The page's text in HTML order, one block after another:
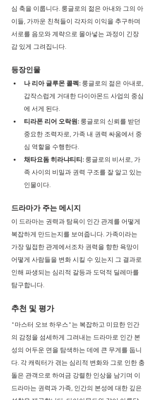
심 축을 이룹니다. 룽글로의 젊은 아내와 그의 아
이들, 가까운 친척들이 각자의 이익을 추구하며
서로를 음모와 계략으로 몰아넣는 과정이 긴장
감 있게 그려집니다.
등장인물
나 리아 글루몬 콜펙: 룽글로의 젊은 아내로,
갑작스럽게 거대한 다이아몬드 사업의 중심
에 서게 된다.
티라폰 리어 오락원: 룽글로의 신뢰를 받던
중요한 조력자로, 가족 내 권력 싸움에서 중
심 역할을 수행한다.
채타요돔 히라냐티티: 룽글로의 비서로, 가
족 사이의 비밀과 권력 구조를 잘 알고 있는
인물이다.
드라마가 주는 메시지
이 드라마는 권력과 탐욕이 인간 관계를 어떻게
복잡하게 만드는지를 보여줍니다. 가족이라는
가장 밀접한 관계에서조차 권력을 향한 욕망이
어떻게 사람들을 변화 시킬 수 있는지 그 결과로
인해 파생되는 심리적 갈등과 도덕적 딜레마를
탐구합니다.
추천 및 평가
"마스터 오브 하우스"는 복잡하고 미묘한 인간
의 감정을 섬세하게 그려내는 드라마로 인간 본
성의 어두운 면을 탐색하는 데에 큰 무게를 둡니
다. 각 캐릭터가 겪는 심리적 변화와 그로 인한 충
돌은 관객으로 하여금 강렬한 인상을 남기며 이
드라마는 권력과 가족, 인간의 본성에 대한 깊은